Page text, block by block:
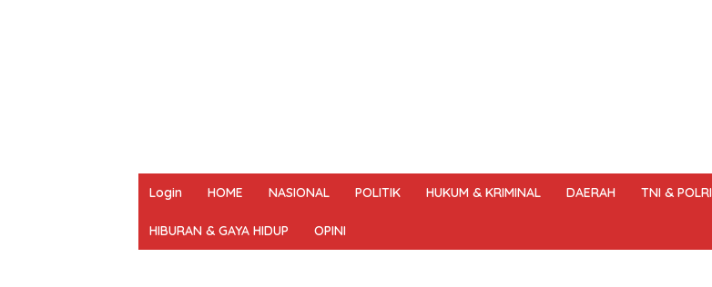
Login HOME NASIONAL POLITIK HUKUM & KRIMINAL DAERAH TNI & POLRI
HIBURAN & GAYA HIDUP OPINI